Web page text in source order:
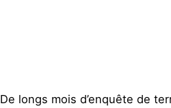
De longs mois d’enquête de